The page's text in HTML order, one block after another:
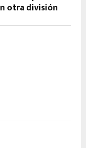
otra división